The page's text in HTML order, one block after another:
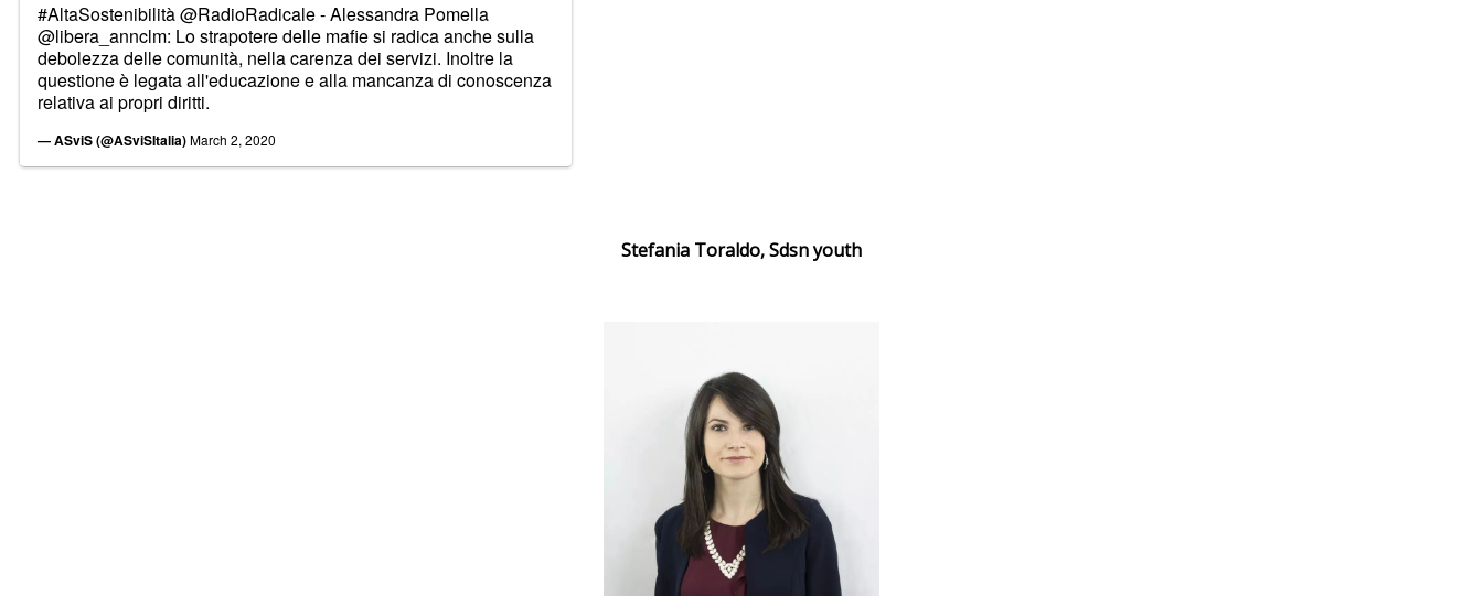
#AltaSostenibilità@RadioRadicale- Alessandra Pomella
@libera_annclm: Lo strapotere delle mafie si radica anche sulla
debolezza delle comunità, nella carenza dei servizi. Inoltre la
questione è legata all'educazione e alla mancanza di conoscenza
relativa ai propri diritti.
— ASviS (@ASviSItalia)March 2, 2020
Stefania Toraldo, Sdsn youth